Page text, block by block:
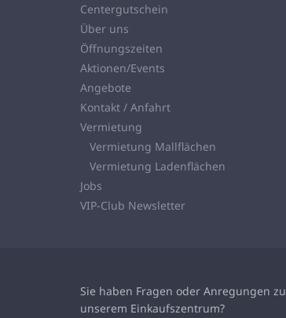
Centergutschein
Über uns
Öffnungszeiten
Aktionen/Events
Angebote
Kontakt / Anfahrt
Vermietung
Vermietung Mallflächen
Vermietung Ladenflächen
Jobs
VIP-Club Newsletter
Sie haben Fragen oder Anregungen zu
unserem Einkaufszentrum?